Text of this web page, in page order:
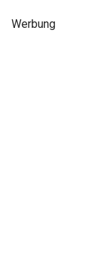
Werbung